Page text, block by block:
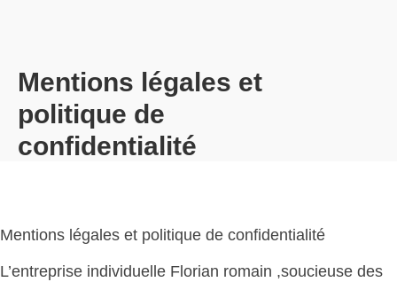
Mentions légales et
politique de
confidentialité
Mentions légales et politique de confidentialité
L’entreprise individuelle Florian romain ,soucieuse des